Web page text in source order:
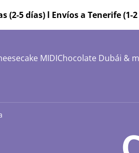
5 días) l Envíos a Tenerife (1-2
MIDIChocolate Dubái &